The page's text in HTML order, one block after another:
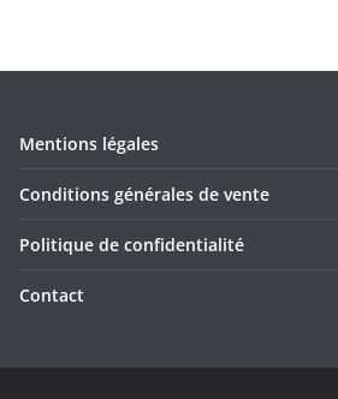
Mentions légales
Conditions générales de vente
Politique de confidentialité
Contact